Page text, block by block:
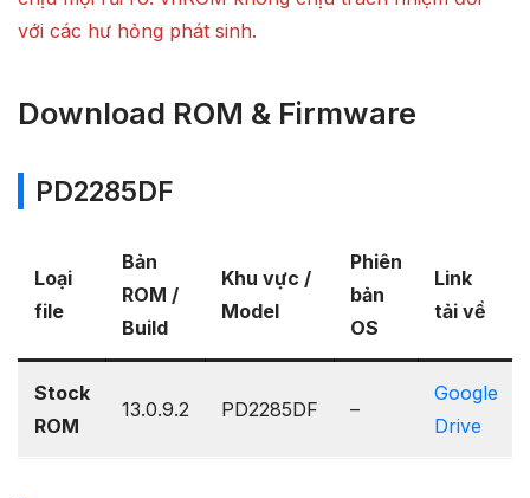
với các hư hỏng phát sinh.
Download ROM & Firmware
PD2285DF
Loại
file
Bản
ROM /
Build
Khu vực /
Model
Phiên
bản
OS
Link
tải về
Stock
ROM
13.0.9.2 PD2285DF –
Google
Drive